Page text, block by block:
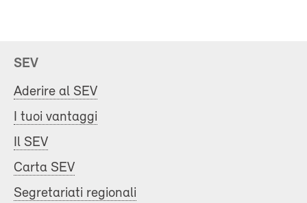
SEV
Aderire al SEV
I tuoi vantaggi
Il SEV
Carta SEV
Segretariati regionali